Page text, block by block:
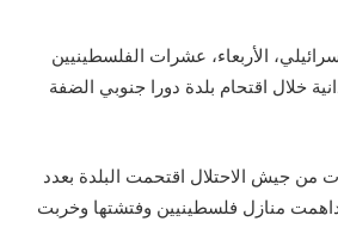
الأربعاء، عشرات الفلسطينيين
خلال اقتحام بلدة دورا جنوبي الضفة
من جيش الاحتلال اقتحمت البلدة بعدد
منازل فلسطينيين وفتشتها وخربت